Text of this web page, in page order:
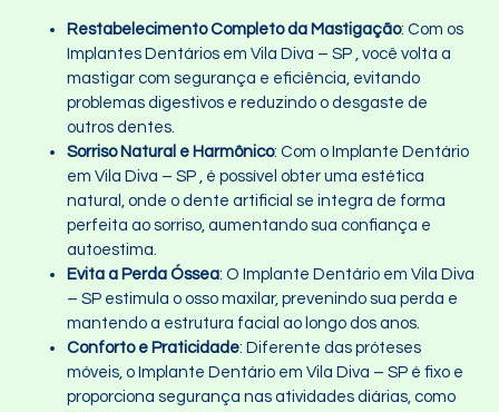
Restabelecimento Completo da Mastigação: Com os
Implantes Dentários em Vila Diva – SP , você volta a
mastigar com segurança e eficiência, evitando
problemas digestivos e reduzindo o desgaste de
outros dentes.
Sorriso Natural e Harmônico: Com o Implante Dentário
em Vila Diva – SP , é possível obter uma estética
natural, onde o dente artificial se integra de forma
perfeita ao sorriso, aumentando sua confiança e
autoestima.
Evita a Perda Óssea: O Implante Dentário em Vila Diva
– SP estimula o osso maxilar, prevenindo sua perda e
mantendo a estrutura facial ao longo dos anos.
Conforto e Praticidade: Diferente das próteses
móveis, o Implante Dentário em Vila Diva – SP é fixo e
proporciona segurança nas atividades diárias, como